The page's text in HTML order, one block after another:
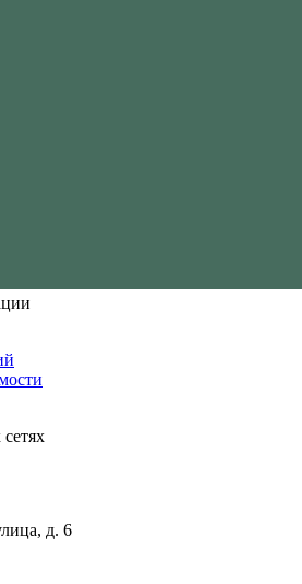
д. 6